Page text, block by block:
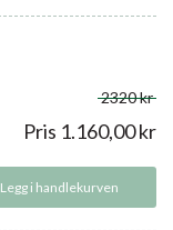
2320 kr
Pris 1.160,00kr
Legg i handlekurven